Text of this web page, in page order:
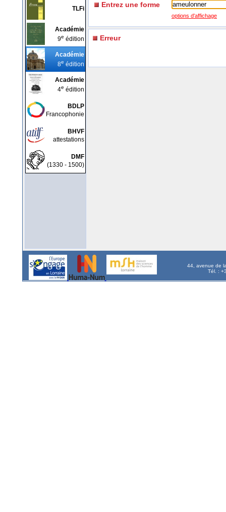
TLFi
Académie
9e édition
Académie
8e édition
Académie
4e édition
BDLP
Francophonie
BHVF
attestations
DMF
(1330 - 1500)
Entrez une forme
options d'affichage
Erreur
44, avenue de
Tél. :